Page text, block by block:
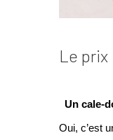
Le prix
Un cale-
Oui, c’est